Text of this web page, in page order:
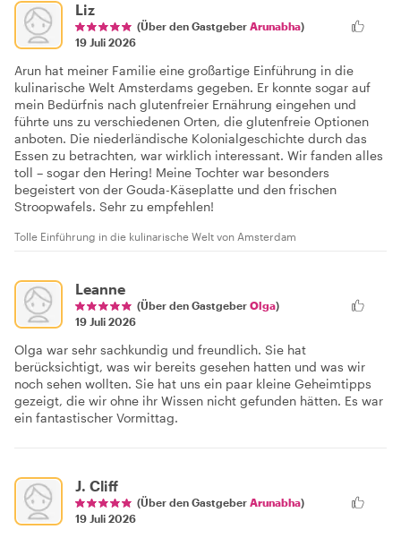
Liz
(Über den Gastgeber Arunabha)
19 Juli 2026
Arun hat meiner Familie eine großartige Einführung in die
kulinarische Welt Amsterdams gegeben. Er konnte sogar auf
mein Bedürfnis nach glutenfreier Ernährung eingehen und
führte uns zu verschiedenen Orten, die glutenfreie Optionen
anboten. Die niederländische Kolonialgeschichte durch das
Essen zu betrachten, war wirklich interessant. Wir fanden alles
toll – sogar den Hering! Meine Tochter war besonders
begeistert von der Gouda-Käseplatte und den frischen
Stroopwafels. Sehr zu empfehlen!
Tolle Einführung in die kulinarische Welt von Amsterdam
Leanne
(Über den Gastgeber Olga)
19 Juli 2026
Olga war sehr sachkundig und freundlich. Sie hat
berücksichtigt, was wir bereits gesehen hatten und was wir
noch sehen wollten. Sie hat uns ein paar kleine Geheimtipps
gezeigt, die wir ohne ihr Wissen nicht gefunden hätten. Es war
ein fantastischer Vormittag.
J. Cliff
(Über den Gastgeber Arunabha)
19 Juli 2026